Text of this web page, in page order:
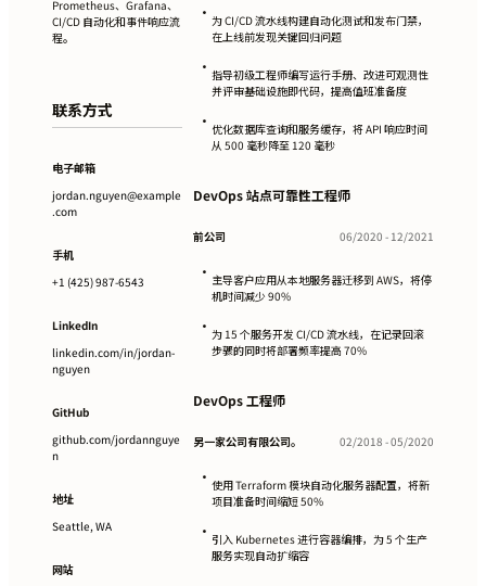
Prometheus、Grafana、
CI/CD 自动化和事件响应流
程。
联系方式
电子邮箱
jordan.nguyen@example
.com
手机
+1 (425) 987-6543
LinkedIn
linkedin.com/in/jordan-
nguyen
GitHub
github.com/jordannguye
n
地址
Seattle, WA
网站
• 为 CI/CD 流水线构建自动化测试和发布门禁，
在上线前发现关键回归问题
• 指导初级工程师编写运行手册、改进可观测性
并评审基础设施即代码，提高值班准备度
• 优化数据库查询和服务缓存，将 API 响应时间
从 500 毫秒降至 120 毫秒
DevOps 站点可靠性工程师
前公司 06/2020 - 12/2021
• 主导客户应用从本地服务器迁移到 AWS，将停
机时间减少 90%
• 为 15 个服务开发 CI/CD 流水线，在记录回滚
步骤的同时将部署频率提高 70%
DevOps 工程师
另一家公司有限公司。 02/2018 - 05/2020
• 使用 Terraform 模块自动化服务器配置，将新
项目准备时间缩短 50%
• 引入 Kubernetes 进行容器编排，为 5 个生产
服务实现自动扩缩容